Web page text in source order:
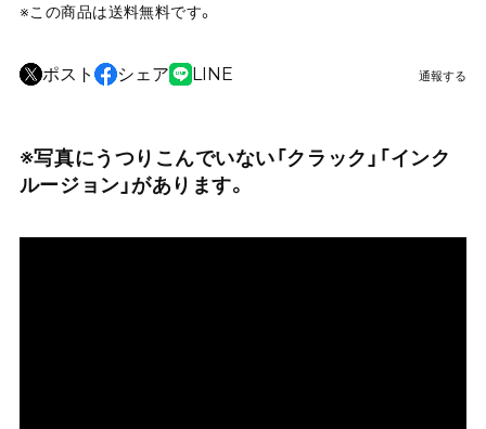
※この商品は送料無料です。
ポスト シェア LINE 通報する
※写真にうつりこんでいない「クラック」「インク
ルージョン」があります。